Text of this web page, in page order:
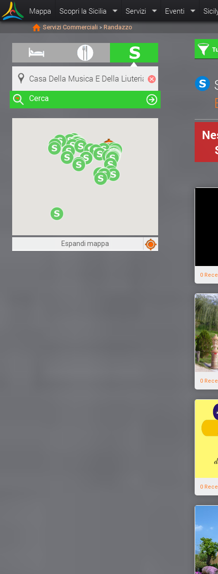
Mappa Scopri la Sicilia Servizi Eventi
Servizi Commerciali > Randazzo
Cerca
Clicca su una risorsa nella mappa
per visualizzare le informazioni
Espandi mappa
0
0
0